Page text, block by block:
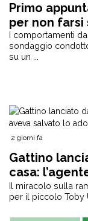
Primo
per non
I comportamenti
sondaggio
su un ...
2 giorni fa
Gattino
casa:
adotta
Il miracolo sulla
per il piccolo Toby